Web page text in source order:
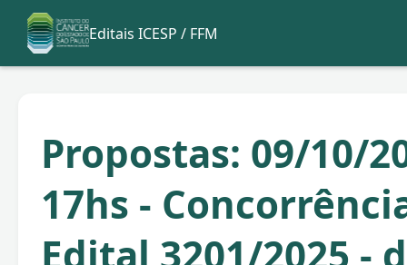
Editais ICESP / FFM
Propostas: 09/10/
17hs -